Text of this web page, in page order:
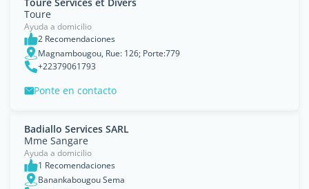
Toure
Ayuda a domicilio
2 Recomendaciones
Magnambougou, Rue: 126; Porte:779
+22379061793
Ponte en contacto
Badiallo Services SARL
Mme Sangare
Ayuda a domicilio
1 Recomendaciones
Banankabougou Sema